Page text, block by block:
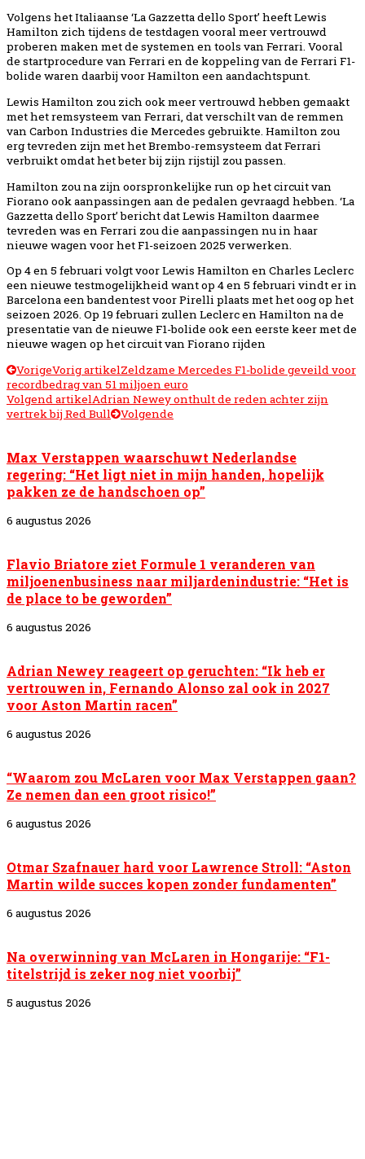
Volgens het Italiaanse ‘La Gazzetta dello Sport’ heeft Lewis
Hamilton zich tijdens de testdagen vooral meer vertrouwd
proberen maken met de systemen en tools van Ferrari. Vooral
de startprocedure van Ferrari en de koppeling van de Ferrari F1-
bolide waren daarbij voor Hamilton een aandachtspunt.
Lewis Hamilton zou zich ook meer vertrouwd hebben gemaakt
met het remsysteem van Ferrari, dat verschilt van de remmen
van Carbon Industries die Mercedes gebruikte. Hamilton zou
erg tevreden zijn met het Brembo-remsysteem dat Ferrari
verbruikt omdat het beter bij zijn rijstijl zou passen.
Hamilton zou na zijn oorspronkelijke run op het circuit van
Fiorano ook aanpassingen aan de pedalen gevraagd hebben. ‘La
Gazzetta dello Sport’ bericht dat Lewis Hamilton daarmee
tevreden was en Ferrari zou die aanpassingen nu in haar
nieuwe wagen voor het F1-seizoen 2025 verwerken.
Op 4 en 5 februari volgt voor Lewis Hamilton en Charles Leclerc
een nieuwe testmogelijkheid want op 4 en 5 februari vindt er in
Barcelona een bandentest voor Pirelli plaats met het oog op het
seizoen 2026. Op 19 februari zullen Leclerc en Hamilton na de
presentatie van de nieuwe F1-bolide ook een eerste keer met de
nieuwe wagen op het circuit van Fiorano rijden
VorigeVorig artikelZeldzame Mercedes F1-bolide geveild voor
recordbedrag van 51 miljoen euro
Volgend artikelAdrian Newey onthult de reden achter zijn
vertrek bij Red Bull
Volgende
Max Verstappen waarschuwt Nederlandse
regering: “Het ligt niet in mijn handen, hopelijk
pakken ze de handschoen op”
6 augustus 2026
Flavio Briatore ziet Formule 1 veranderen van
miljoenenbusiness naar miljardenindustrie: “Het is
de place to be geworden”
6 augustus 2026
Adrian Newey reageert op geruchten: “Ik heb er
vertrouwen in, Fernando Alonso zal ook in 2027
voor Aston Martin racen”
6 augustus 2026
“Waarom zou McLaren voor Max Verstappen gaan?
Ze nemen dan een groot risico!”
6 augustus 2026
Otmar Szafnauer hard voor Lawrence Stroll: “Aston
Martin wilde succes kopen zonder fundamenten”
6 augustus 2026
Na overwinning van McLaren in Hongarije: “F1-
titelstrijd is zeker nog niet voorbij”
5 augustus 2026